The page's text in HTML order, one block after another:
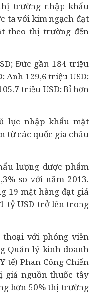
trường nhập khẩu
ta với kim ngạch đạt
theo thị trường đến
Đức gần 184 triệu
Anh 129,6 triệu USD;
triệu USD; Bỉ hơn
lực nhập khẩu mặt
từ các quốc gia châu
lượng dược phẩm
so với năm 2013.
19 mặt hàng đạt giá
tỷ USD trở lên trong
với phóng viên
Quản lý kinh doanh
tế) Phan Công Chiến
giá nguồn thuốc tây
hơn 50% thị trường